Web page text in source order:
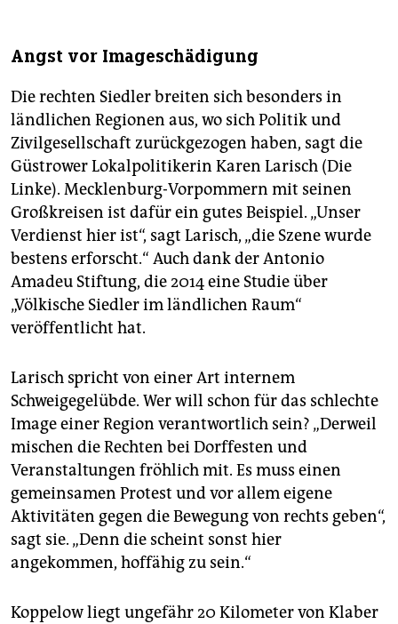
Angst vor Imageschädigung
Die rechten Siedler breiten sich besonders in
ländlichen Regionen aus, wo sich Politik und
Zivilgesellschaft zurückgezogen haben, sagt die
Güstrower Lokalpolitikerin Karen Larisch (Die
Linke). Mecklenburg-Vorpommern mit seinen
Großkreisen ist dafür ein gutes Beispiel. „Unser
Verdienst hier ist“, sagt Larisch, „die Szene wurde
bestens erforscht.“ Auch dank der Antonio
Amadeu Stiftung, die 2014 eine Studie über
„Völkische Siedler im ländlichen Raum“
veröffentlicht hat.
Larisch spricht von einer Art internem
Schweigegelübde. Wer will schon für das schlechte
Image einer Region verantwortlich sein? „Derweil
mischen die Rechten bei Dorffesten und
Veranstaltungen fröhlich mit. Es muss einen
gemeinsamen Protest und vor allem eigene
Aktivitäten gegen die Bewegung von rechts geben“,
sagt sie. „Denn die scheint sonst hier
angekommen, hoffähig zu sein.“
Koppelow liegt ungefähr 20 Kilometer von Klaber